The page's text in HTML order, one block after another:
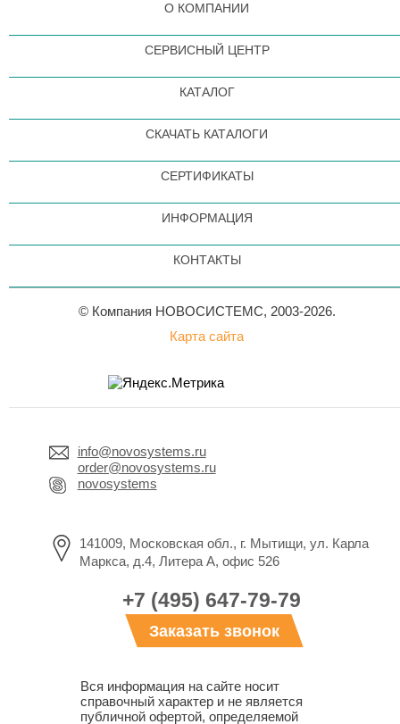
О КОМПАНИИ
СЕРВИСНЫЙ ЦЕНТР
КАТАЛОГ
СКАЧАТЬ КАТАЛОГИ
СЕРТИФИКАТЫ
ИНФОРМАЦИЯ
КОНТАКТЫ
© Компания НОВОСИСТЕМС, 2003-2026.
Карта сайта
info@novosystems.ru
order@novosystems.ru
novosystems
141009, Московская обл., г. Мытищи, ул. Карла
Маркса, д.4, Литера А, офис 526
+7 (495) 647-79-79
Заказать звонок
Вся информация на сайте носит
справочный характер и не является
публичной офертой, определяемой